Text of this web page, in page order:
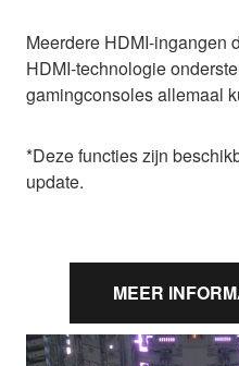
Meerdere HDMI-ingangen
HDMI-technologie
gamingconsoles allemaal
*Deze functies zijn
update.
MEER